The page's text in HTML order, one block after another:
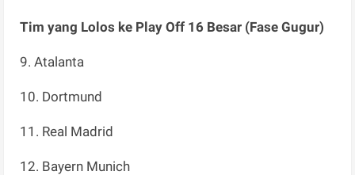
Tim yang Lolos ke Play Off 16 Besar (Fase Gugur)
9. Atalanta
10. Dortmund
11. Real Madrid
12. Bayern Munich